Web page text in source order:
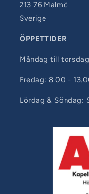
213 76 Malmö
Sverige
ÖPPETTIDER
Måndag till
Fredag: 8.00 -
Lördag & Söndag: